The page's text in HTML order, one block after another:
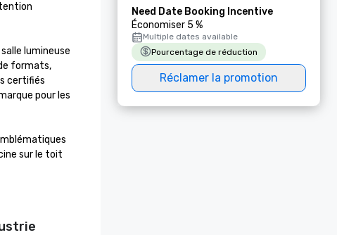
lumineuse
formats,
certifiés
pour les
sur le toit
Need Date Booking Incentive
Économiser 5 %
Multiple dates available
Pourcentage de réduction
Réclamer la promotion